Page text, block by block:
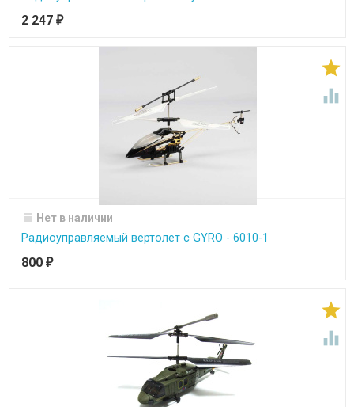
2 247 ₽


Нет в наличии
Радиоуправляемый вертолет c GYRO - 6010-1
800 ₽

